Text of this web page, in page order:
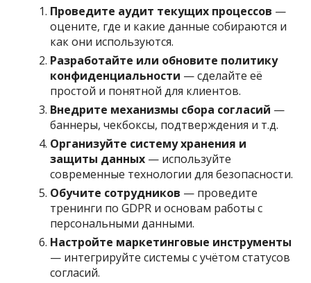
Проведите аудит текущих процессов —
оцените, где и какие данные собираются и
как они используются.
Разработайте или обновите политику
конфиденциальности — сделайте её
простой и понятной для клиентов.
Внедрите механизмы сбора согласий —
баннеры, чекбоксы, подтверждения и т.д.
Организуйте систему хранения и
защиты данных — используйте
современные технологии для безопасности.
Обучите сотрудников — проведите
тренинги по GDPR и основам работы с
персональными данными.
Настройте маркетинговые инструменты
— интегрируйте системы с учётом статусов
согласий.